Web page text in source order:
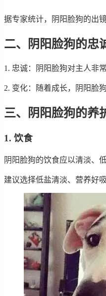
据专家统计，阴阳脸狗的出
二、阴阳脸狗的忠
1. 忠诚：阴阳脸狗对主人非
2. 变化：随着成长，阴阳脸
三、阴阳脸狗的养
1. 饮食
阴阳脸狗的饮食应以清淡、
建议选择低盐清淡、营养好